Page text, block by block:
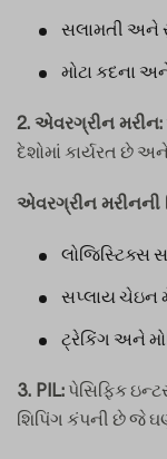
સલામતી અને
મોટા કદના
2. એવરગ્રીન મરીન:
દેશોમાં કાર્યરત છે
એવરગ્રીન
લોજિસ્ટિક્સ
સપ્લાય ચેઇન
ટ્રેકિંગ અને
3. PIL: પેસિફિક
શિપિંગ કંપની છે જે